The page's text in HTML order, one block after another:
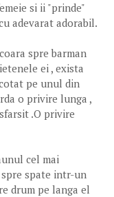
si ii "prinde"
adevarat adorabil.
spre barman
ei , exista
pe unul din
o privire lunga ,
.O privire
cel mai
spate intr-un
drum pe langa el